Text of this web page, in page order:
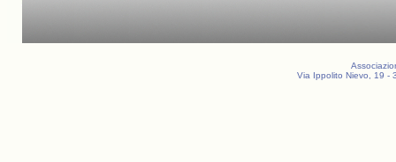
Via Ippolito Nievo, 19 -